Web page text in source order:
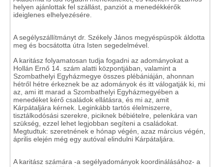
helyen ajánlottak fel szállást, panziót a menedékkérők
ideiglenes elhelyezésére.
A segélyszállítmányt dr. Székely János megyéspüspök áldotta
meg és bocsátotta útra Isten segedelmével.
A karitász folyamatosan tudja fogadni az adományokat a
Hollán Ernő 14. szám alatti központjában, valamint a
Szombathelyi Egyházmegye összes plébániáján, ahonnan
hétről hétre érkeznek be az adományok és itt válogatják ki, mi
az, ami itt marad a Szombathelyi Egyházmegyében a
menedéket kérő családok ellátásra, és mi az, amit
Kárpátaljára kérnek. Leginkább tartós élelmiszerre,
tisztálkodósási szerekre, piciknek bébiételre, pelenkára van
szükség, ezzel lehet legjobban segíteni a családokat.
Megtudtuk: szeretnének e hónap végén, azaz március végén,
április elején még egy autóval elindulni Kárpátaljára.
A karitász számára -a segélyadományok koordinálásához- a